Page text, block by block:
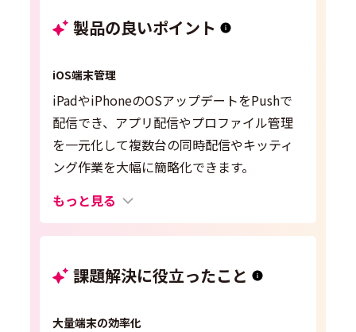
製品の良いポイント
iOS端末管理
iPadやiPhoneのOSアップデートをPushで
配信でき、アプリ配信やプロファイル管理
を一元化して複数台の同時配信やキッティ
ング作業を大幅に簡略化できます。
もっと見る
課題解決に役立ったこと
大量端末の効率化